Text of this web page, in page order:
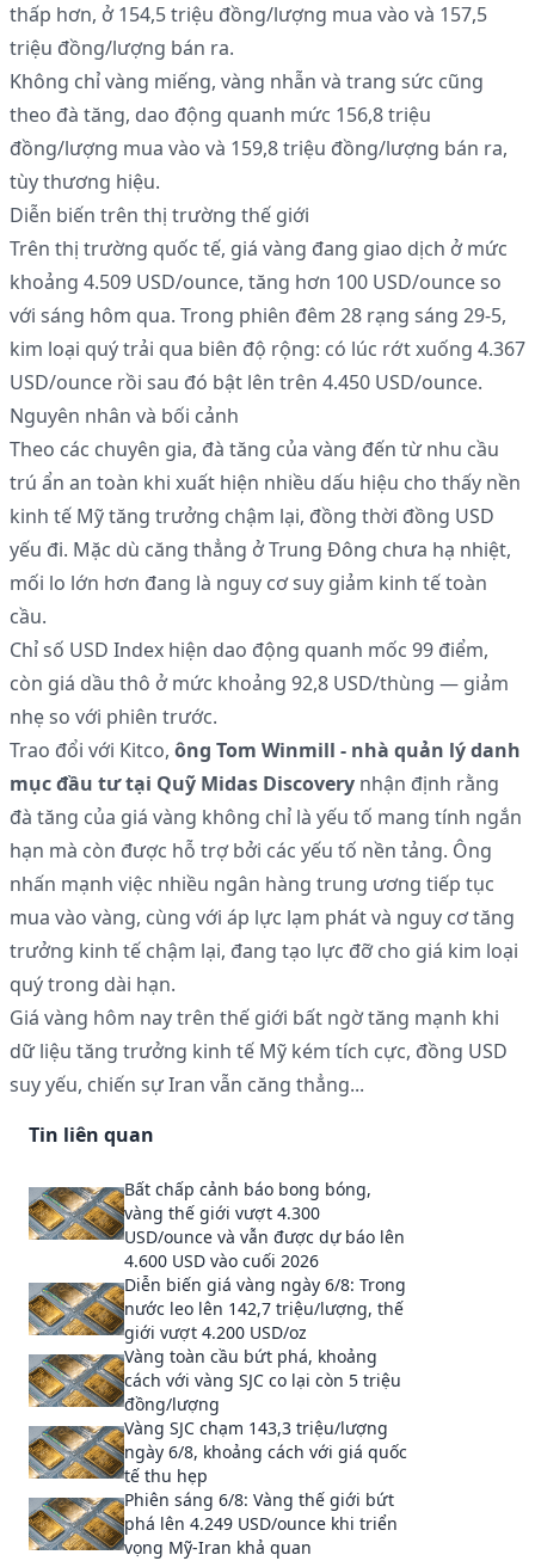
thấp hơn, ở 154,5 triệu đồng/lượng mua vào và 157,5
triệu đồng/lượng bán ra.
Không chỉ vàng miếng, vàng nhẫn và trang sức cũng
theo đà tăng, dao động quanh mức 156,8 triệu
đồng/lượng mua vào và 159,8 triệu đồng/lượng bán ra,
tùy thương hiệu.
Diễn biến trên thị trường thế giới
Trên thị trường quốc tế, giá vàng đang giao dịch ở mức
khoảng 4.509 USD/ounce, tăng hơn 100 USD/ounce so
với sáng hôm qua. Trong phiên đêm 28 rạng sáng 29-5,
kim loại quý trải qua biên độ rộng: có lúc rớt xuống 4.367
USD/ounce rồi sau đó bật lên trên 4.450 USD/ounce.
Nguyên nhân và bối cảnh
Theo các chuyên gia, đà tăng của vàng đến từ nhu cầu
trú ẩn an toàn khi xuất hiện nhiều dấu hiệu cho thấy nền
kinh tế Mỹ tăng trưởng chậm lại, đồng thời đồng USD
yếu đi. Mặc dù căng thẳng ở Trung Đông chưa hạ nhiệt,
mối lo lớn hơn đang là nguy cơ suy giảm kinh tế toàn
cầu.
Chỉ số USD Index hiện dao động quanh mốc 99 điểm,
còn giá dầu thô ở mức khoảng 92,8 USD/thùng — giảm
nhẹ so với phiên trước.
Trao đổi với Kitco, ông Tom Winmill - nhà quản lý danh
mục đầu tư tại Quỹ Midas Discovery nhận định rằng
đà tăng của giá vàng không chỉ là yếu tố mang tính ngắn
hạn mà còn được hỗ trợ bởi các yếu tố nền tảng. Ông
nhấn mạnh việc nhiều ngân hàng trung ương tiếp tục
mua vào vàng, cùng với áp lực lạm phát và nguy cơ tăng
trưởng kinh tế chậm lại, đang tạo lực đỡ cho giá kim loại
quý trong dài hạn.
Giá vàng hôm nay trên thế giới bất ngờ tăng mạnh khi
dữ liệu tăng trưởng kinh tế Mỹ kém tích cực, đồng USD
suy yếu, chiến sự Iran vẫn căng thẳng...
Tin liên quan
Bất chấp cảnh báo bong bóng,
vàng thế giới vượt 4.300
USD/ounce và vẫn được dự báo lên
4.600 USD vào cuối 2026
Diễn biến giá vàng ngày 6/8: Trong
nước leo lên 142,7 triệu/lượng, thế
giới vượt 4.200 USD/oz
Vàng toàn cầu bứt phá, khoảng
cách với vàng SJC co lại còn 5 triệu
đồng/lượng
Vàng SJC chạm 143,3 triệu/lượng
ngày 6/8, khoảng cách với giá quốc
tế thu hẹp
Phiên sáng 6/8: Vàng thế giới bứt
phá lên 4.249 USD/ounce khi triển
vọng Mỹ-Iran khả quan